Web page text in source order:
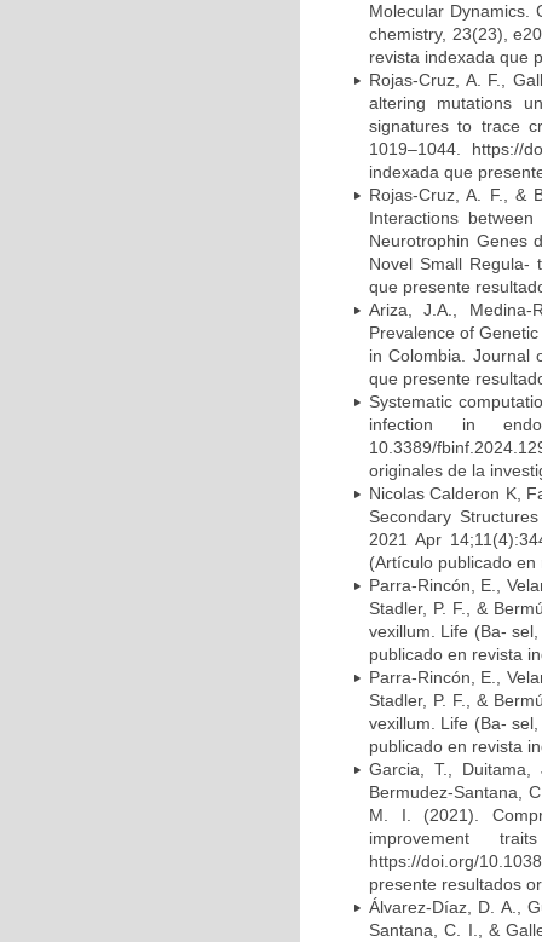
Molecular Dynamics.
chemistry, 23(23),
revista indexada que
Rojas-Cruz, A. F.,
altering mutations
signatures to trace
1019–1044. https://
indexada que
Rojas-Cruz, A. F., &
Interactions
Neurotrophin Genes
Novel Small Regula-
que presente
Ariza, J.A., Medina-
Prevalence of
in Colombia. Journal
que presente
Systematic
infection in
10.3389/
originales de la
Nicolas Calderon K,
Secondary
2021 Apr
(Artículo publicado
Parra-Rincón, E.,
Stadler, P. F., &
vexillum. Life (Ba-
publicado en revista
Parra-Rincón, E.,
Stadler, P. F., &
vexillum. Life (Ba-
publicado en revista
Garcia, T.,
Bermudez-Santana,
M. I. (2021).
improvement
https://doi.org/
presente resultados
Álvarez-Díaz, D. A.,
Santana, C. I., &